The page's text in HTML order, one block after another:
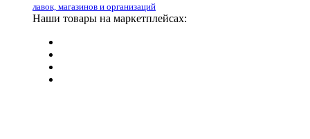
лавок, магазинов и организаций
Наши товары на маркетплейсах: